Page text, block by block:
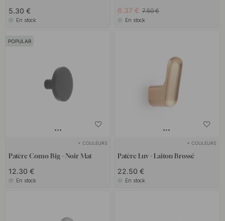
5.30 €
En stock
6.37 € 7.50 €
En stock
POPULAR
+ COULEURS
Patère Como Big - Noir Mat
12.30 €
En stock
+ COULEURS
Patère Luv - Laiton Brossé
22.50 €
En stock